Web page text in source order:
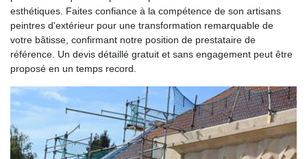
esthétiques. Faites confiance à la compétence de son artisans
peintres d'extérieur pour une transformation remarquable de
votre bâtisse, confirmant notre position de prestataire de
référence. Un devis détaillé gratuit et sans engagement peut être
proposé en un temps record.